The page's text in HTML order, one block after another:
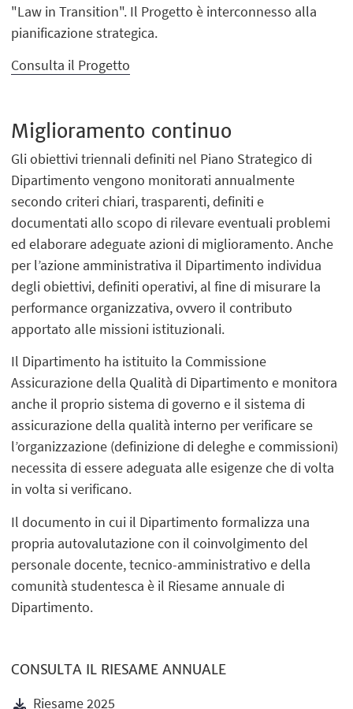
"Law in Transition". Il Progetto è interconnesso alla
pianificazione strategica.
Consulta il Progetto
Miglioramento continuo
Gli obiettivi triennali definiti nel Piano Strategico di
Dipartimento vengono monitorati annualmente
secondo criteri chiari, trasparenti, definiti e
documentati allo scopo di rilevare eventuali problemi
ed elaborare adeguate azioni di miglioramento. Anche
per l’azione amministrativa il Dipartimento individua
degli obiettivi, definiti operativi, al fine di misurare la
performance organizzativa, ovvero il contributo
apportato alle missioni istituzionali.
Il Dipartimento ha istituito la Commissione
Assicurazione della Qualità di Dipartimento e monitora
anche il proprio sistema di governo e il sistema di
assicurazione della qualità interno per verificare se
l’organizzazione (definizione di deleghe e commissioni)
necessita di essere adeguata alle esigenze che di volta
in volta si verificano.
Il documento in cui il Dipartimento formalizza una
propria autovalutazione con il coinvolgimento del
personale docente, tecnico-amministrativo e della
comunità studentesca è il Riesame annuale di
Dipartimento.
CONSULTA IL RIESAME ANNUALE
Riesame 2025